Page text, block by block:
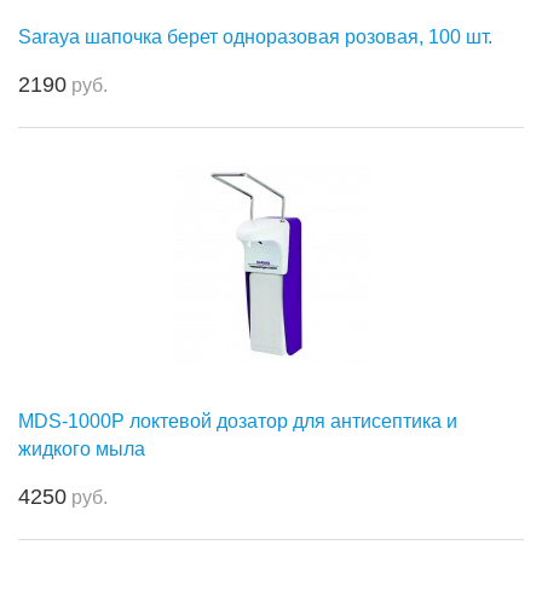
Saraya шапочка берет одноразовая розовая, 100 шт.
2190 руб.
MDS-1000P локтевой дозатор для антисептика и
жидкого мыла
4250 руб.